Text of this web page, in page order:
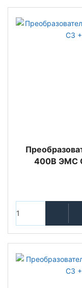
400В ЭМС